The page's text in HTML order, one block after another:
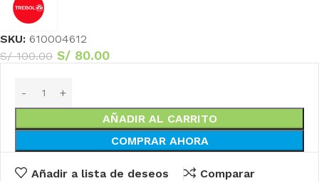
SKU: 610004612
S/100.00 S/ 80.00
AÑADIR AL CARRITO
COMPRAR AHORA
Añadir a lista de deseos Comparar